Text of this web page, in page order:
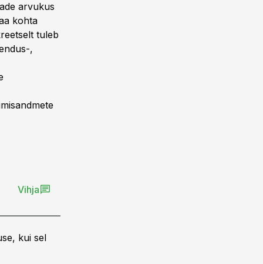
arvukus
kohta
tuleb
,
Vihja
kui sel